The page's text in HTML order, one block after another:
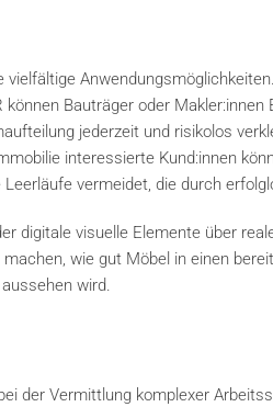
Bauträger oder
jederzeit und risikolos
interessierte Kund:innen
vermeidet, die durch
digitale visuelle Elemente über
wie gut Möbel in einen
wird.
der Vermittlung komplexer